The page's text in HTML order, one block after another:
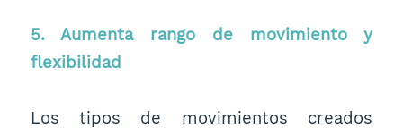
5. Aumenta rango de movimiento y
flexibilidad
Los tipos de movimientos creados